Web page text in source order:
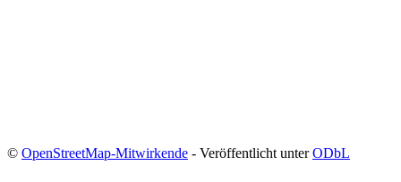
© OpenStreetMap-Mitwirkende - Veröffentlicht unterODbL